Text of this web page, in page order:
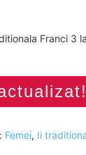
Franci 3
Femei, Ii